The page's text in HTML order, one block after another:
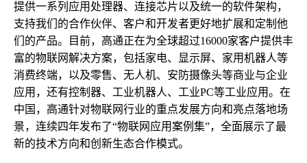
提供一系列应用处理器、连接芯片以及统一的软件架构，
支持我们的合作伙伴、客户和开发者更好地扩展和定制他
们的产品。目前，高通正在为全球超过16000家客户提供丰
富的物联网解决方案，包括家电、显示屏、家用机器人等
消费终端，以及零售、无人机、安防摄像头等商业与企业
应用，还有控制器、工业机器人、工业PC等工业应用。在
中国，高通针对物联网行业的重点发展方向和亮点落地场
景，连续四年发布了“物联网应用案例集”，全面展示了最
新的技术方向和创新生态合作模式。